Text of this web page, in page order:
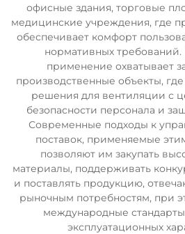
офисные здания, торговые
медицинские учреждения, где
обеспечивает комфорт
нормативных
применение охватывает
производственные объекты,
решения для вентиляции с
безопасности персонала и
Современные подходы к
поставок, применяемые
позволяют им закупать
материалы, поддерживать
и поставлять продукцию,
рыночным потребностям, при
международные
эксплуатационных